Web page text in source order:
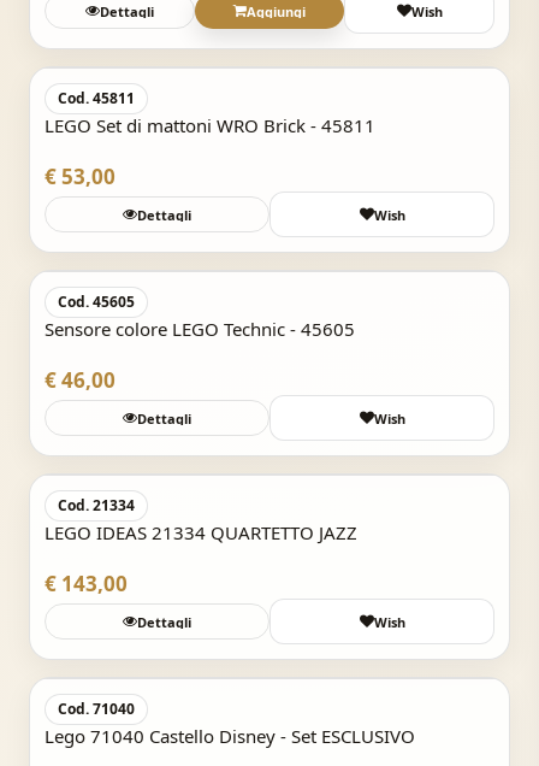
Dettagli Aggiungi Wish
Acquisto Veloce
Cod. 45811
LEGO Set di mattoni WRO Brick - 45811
€ 53,00
Dettagli Wish
Acquisto Veloce
Cod. 45605
Sensore colore LEGO Technic - 45605
€ 46,00
Dettagli Wish
Acquisto Veloce
Cod. 21334
LEGO IDEAS 21334 QUARTETTO JAZZ
€ 143,00
Dettagli Wish
Acquisto Veloce
Cod. 71040
Lego 71040 Castello Disney - Set ESCLUSIVO